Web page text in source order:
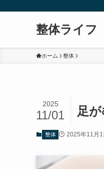
整体ライフ
ホーム 整体
足
2025
11/01
整体 2025年11月1